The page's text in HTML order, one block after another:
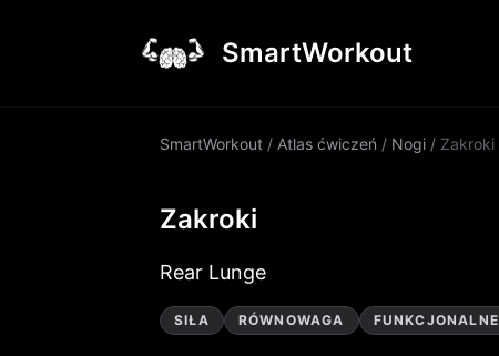
SmartWorkout
SmartWorkout / Atlas ćwiczeń / Nogi / Zakroki
Zakroki
Rear Lunge
SIŁA RÓWNOWAGA FUNKCJONALNE